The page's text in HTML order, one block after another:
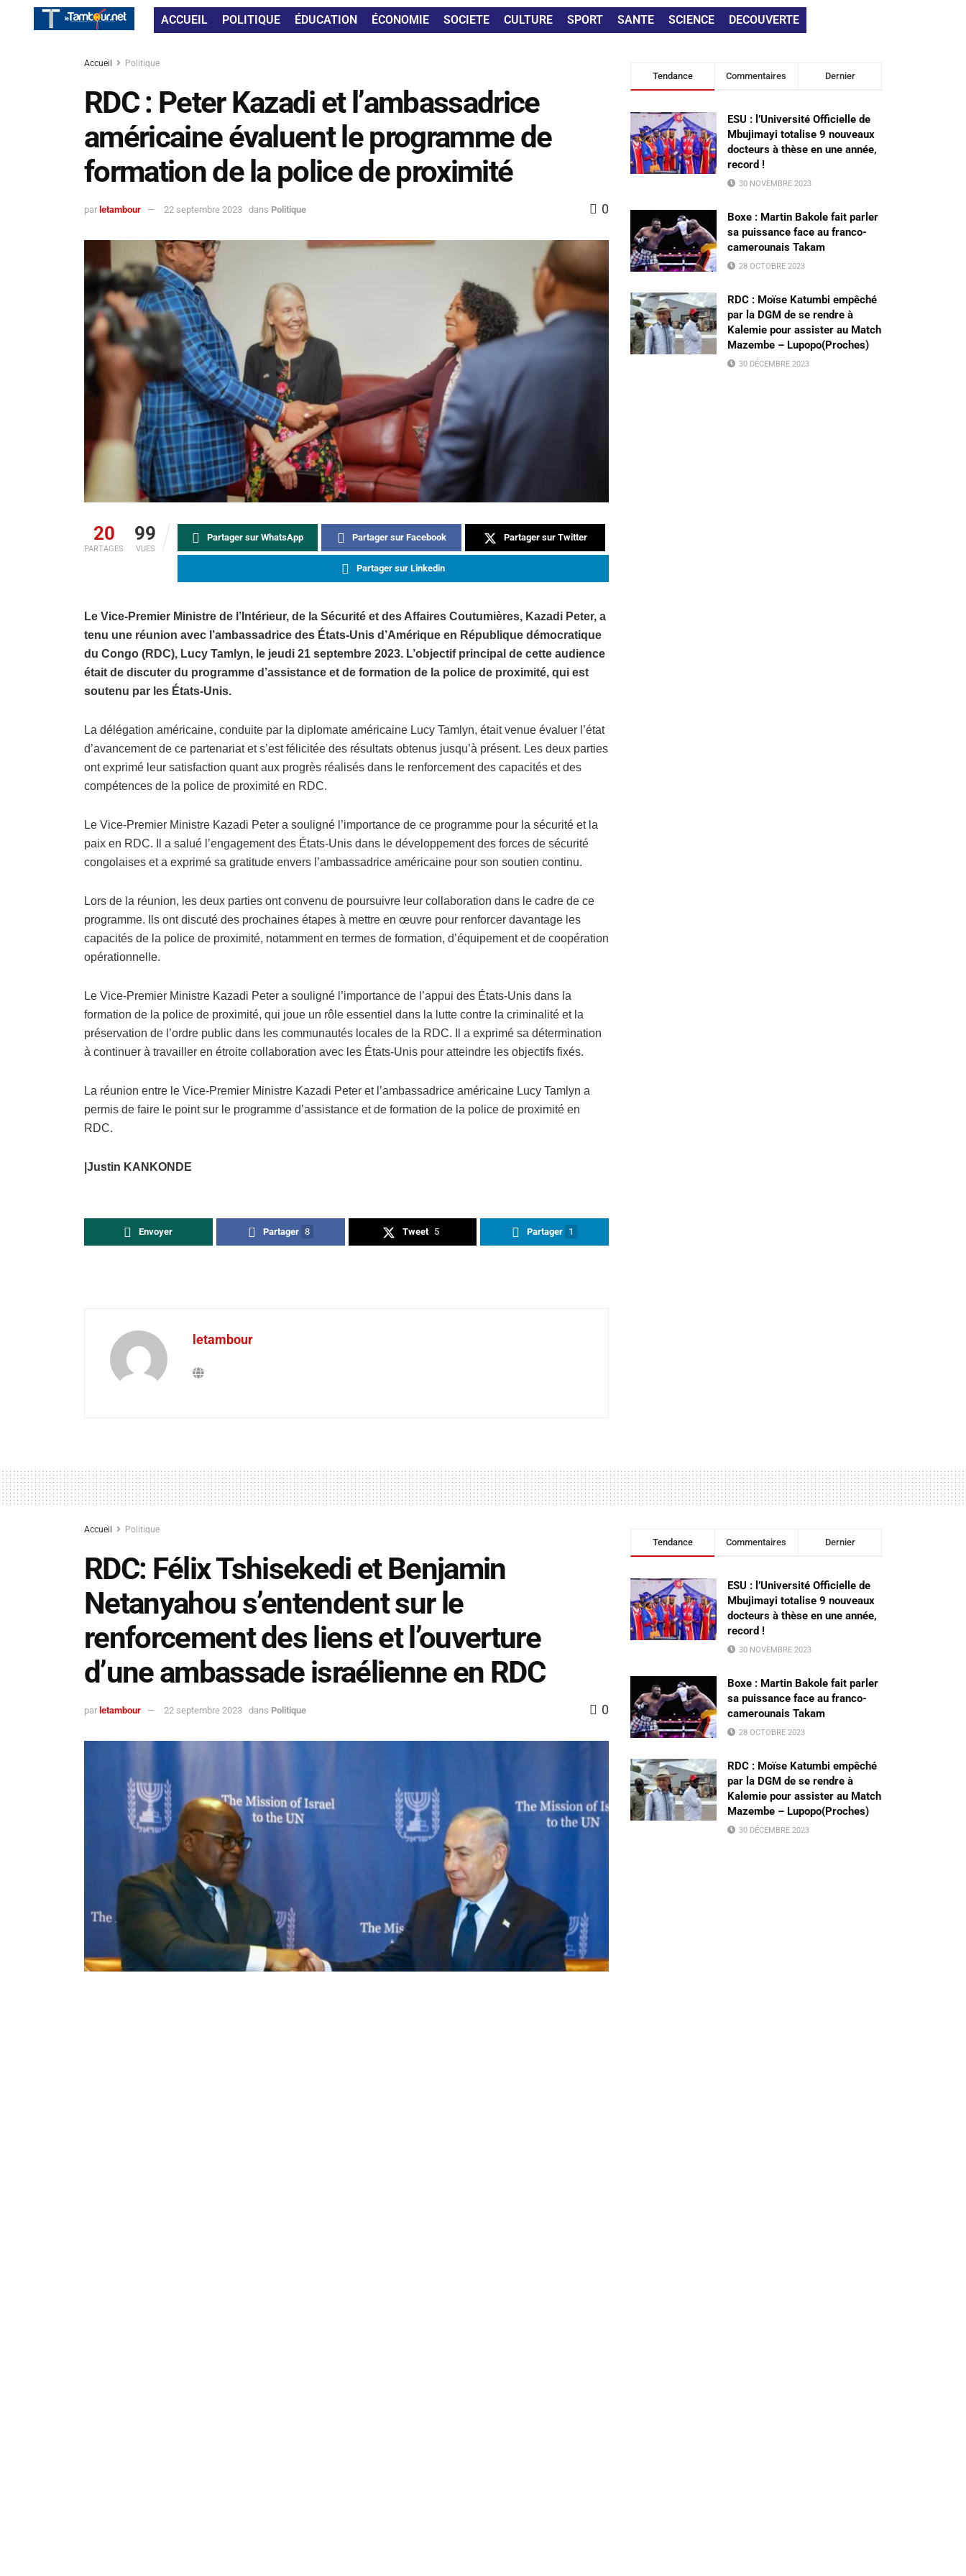
ACCUEIL POLITIQUE ÉDUCATION ÉCONOMIE SOCIETE CULTURE SPORT SANTE SCIENCE DECOUVERTE
Accueil Politique
RDC : Peter Kazadi et l’ambassadrice
américaine évaluent le programme de
formation de la police de proximité
par letambour 22 septembre 2023 dans Politique 0
20
PARTAGES
99
VUES
Partager sur WhatsApp Partager sur Facebook Partager sur Twitter
Partager sur Linkedin
Le Vice-Premier Ministre de l’Intérieur, de la Sécurité et des Affaires Coutumières, Kazadi Peter, a
tenu une réunion avec l’ambassadrice des États-Unis d’Amérique en République démocratique
du Congo (RDC), Lucy Tamlyn, le jeudi 21 septembre 2023. L’objectif principal de cette audience
était de discuter du programme d’assistance et de formation de la police de proximité, qui est
soutenu par les États-Unis.
La délégation américaine, conduite par la diplomate américaine Lucy Tamlyn, était venue évaluer l’état
d’avancement de ce partenariat et s’est félicitée des résultats obtenus jusqu’à présent. Les deux parties
ont exprimé leur satisfaction quant aux progrès réalisés dans le renforcement des capacités et des
compétences de la police de proximité en RDC.
Le Vice-Premier Ministre Kazadi Peter a souligné l’importance de ce programme pour la sécurité et la
paix en RDC. Il a salué l’engagement des États-Unis dans le développement des forces de sécurité
congolaises et a exprimé sa gratitude envers l’ambassadrice américaine pour son soutien continu.
Lors de la réunion, les deux parties ont convenu de poursuivre leur collaboration dans le cadre de ce
programme. Ils ont discuté des prochaines étapes à mettre en œuvre pour renforcer davantage les
capacités de la police de proximité, notamment en termes de formation, d’équipement et de coopération
opérationnelle.
Le Vice-Premier Ministre Kazadi Peter a souligné l’importance de l’appui des États-Unis dans la
formation de la police de proximité, qui joue un rôle essentiel dans la lutte contre la criminalité et la
préservation de l’ordre public dans les communautés locales de la RDC. Il a exprimé sa détermination
à continuer à travailler en étroite collaboration avec les États-Unis pour atteindre les objectifs fixés.
La réunion entre le Vice-Premier Ministre Kazadi Peter et l’ambassadrice américaine Lucy Tamlyn a
permis de faire le point sur le programme d’assistance et de formation de la police de proximité en
RDC.
|Justin KANKONDE
Envoyer Partager 8 Tweet 5 Partager 1
letambour
Tendance Commentaires Dernier
ESU : l’Université Officielle de
Mbujimayi totalise 9 nouveaux
docteurs à thèse en une année,
record !
30 NOVEMBRE 2023
Boxe : Martin Bakole fait parler
sa puissance face au franco-
camerounais Takam
28 OCTOBRE 2023
RDC : Moïse Katumbi empêché
par la DGM de se rendre à
Kalemie pour assister au Match
Mazembe – Lupopo(Proches)
30 DÉCEMBRE 2023
Accueil Politique
RDC: Félix Tshisekedi et Benjamin
Netanyahou s’entendent sur le
renforcement des liens et l’ouverture
d’une ambassade israélienne en RDC
par letambour 22 septembre 2023 dans Politique 0
Tendance Commentaires Dernier
ESU : l’Université Officielle de
Mbujimayi totalise 9 nouveaux
docteurs à thèse en une année,
record !
30 NOVEMBRE 2023
Boxe : Martin Bakole fait parler
sa puissance face au franco-
camerounais Takam
28 OCTOBRE 2023
RDC : Moïse Katumbi empêché
par la DGM de se rendre à
Kalemie pour assister au Match
Mazembe – Lupopo(Proches)
30 DÉCEMBRE 2023